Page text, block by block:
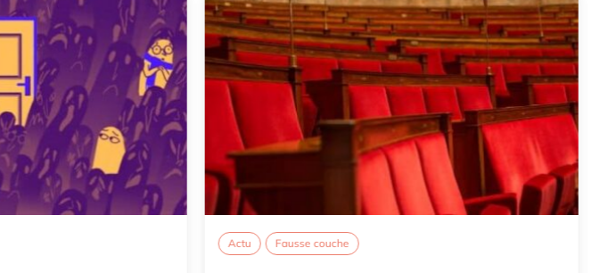
Actu Fausse couche